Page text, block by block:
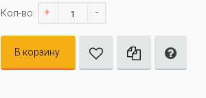
Кол-во: + -
В корзину